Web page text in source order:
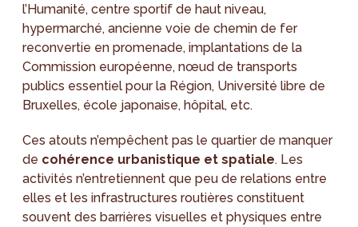
l’Humanité, centre sportif de haut niveau,
hypermarché, ancienne voie de chemin de fer
reconvertie en promenade, implantations de la
Commission européenne, nœud de transports
publics essentiel pour la Région, Université libre de
Bruxelles, école japonaise, hôpital, etc.
Ces atouts n’empêchent pas le quartier de manquer
de cohérence urbanistique et spatiale. Les
activités n’entretiennent que peu de relations entre
elles et les infrastructures routières constituent
souvent des barrières visuelles et physiques entre